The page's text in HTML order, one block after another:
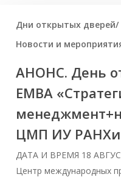
Дни открытых
Новости и
АНОНС. День
ЕМВА
ЦМП ИУ
ДАТА И ВРЕМЯ 18
Центр международных